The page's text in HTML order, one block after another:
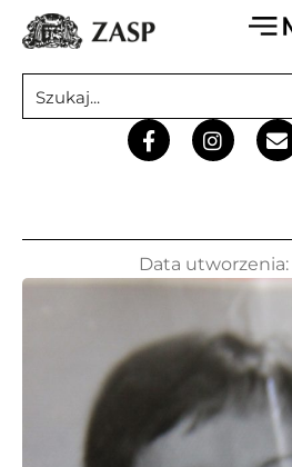
Data utworzenia: